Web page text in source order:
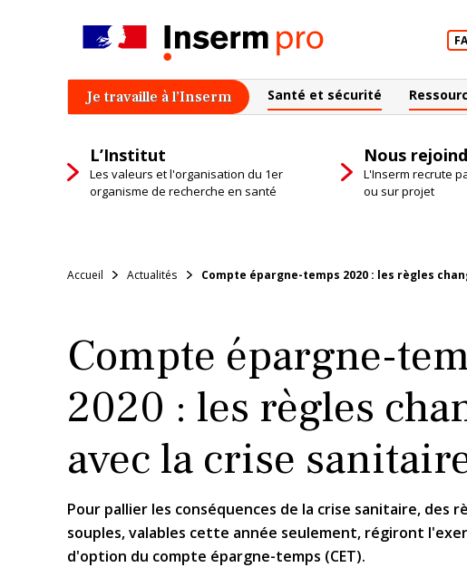
Je travaille à l’Inserm Santé et sécurité
L’Institut
Les valeurs et l'organisation du 1er
organisme de recherche en santé
Nous
L'Inserm recrute
ou sur projet
Accueil Actualités Compte épargne-temps 2020 : les règles
Compte épargne-
2020 : les règles
avec la crise
​Pour pallier les conséquences de la crise sanitaire, des
souples, valables cette année seulement, régiront
d'option du compte épargne-temps (CET).​